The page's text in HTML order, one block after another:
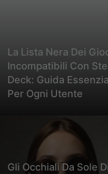
La Lista Nera Dei
Incompatibili Con
Deck: Guida
Per Ogni Utente
Gli Occhiali Da Sole